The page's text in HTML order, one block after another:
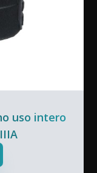
uso intero